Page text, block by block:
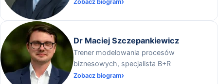
Zobacz biogram
Dr Maciej Szczepankiewicz
Trener modelowania procesów
biznesowych, specjalista B+R
Zobacz biogram